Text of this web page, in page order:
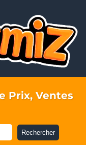
Prix, Ventes
Rechercher